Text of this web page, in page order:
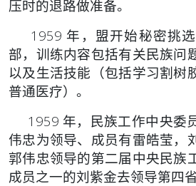
压时的退路做准备。
1959 年，盟开始秘密挑选
部，训练内容包括有关民族问
以及生活技能（包括学习割树
普通医疗）。
1959 年，民族工作中央委
伟忠为领导、 成员有雷皓莹，
郭伟忠领导的第二届中央民族
成员之一的刘紫金去领导第四